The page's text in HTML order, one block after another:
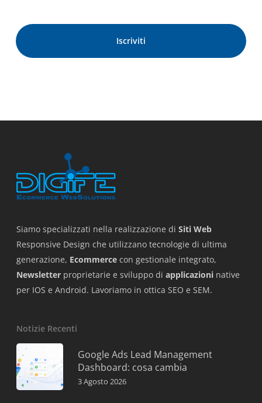
Siamo specializzati nella realizzazione di Siti Web
Responsive Design che utilizzano tecnologie di ultima
generazione, Ecommerce con gestionale integrato,
Newsletter proprietarie e sviluppo di applicazioni native
per IOS e Android. Lavoriamo in ottica SEO e SEM.
Notizie Recenti
Google Ads Lead Management
Dashboard: cosa cambia
3 Agosto 2026